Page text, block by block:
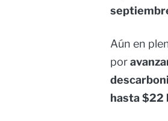
Aún en
por
hasta $22